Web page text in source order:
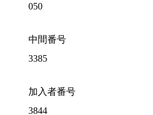
050
中間番号
3385
加入者番号
3844